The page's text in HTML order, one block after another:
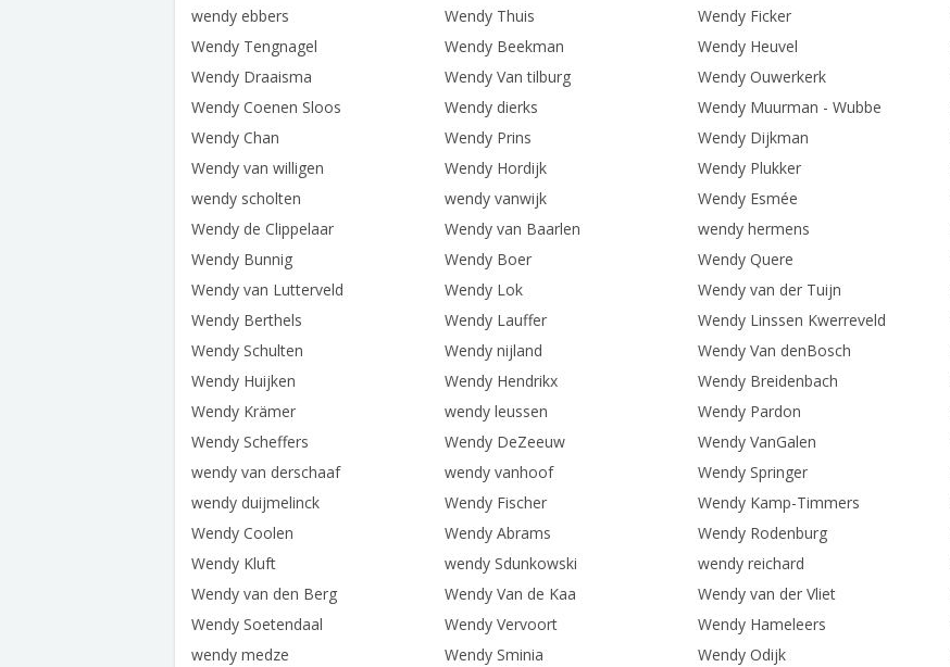
wendy ebbers
Wendy Thuis Wendy Ficker
Wendy Tengnagel
Wendy Beekman Wendy Heuvel
Wendy Draaisma
Wendy Van tilburg Wendy Ouwerkerk
Wendy Coenen Sloos
Wendy dierks Wendy Muurman - Wubbe
Wendy Chan
Wendy Prins Wendy Dijkman
Wendy van willigen
Wendy Hordijk Wendy Plukker
wendy scholten
wendy vanwijk Wendy Esmée
Wendy de Clippelaar
Wendy van Baarlen wendy hermens
Wendy Bunnig
Wendy Boer Wendy Quere
Wendy van Lutterveld
Wendy Lok Wendy van der Tuijn
Wendy Berthels
Wendy Lauffer Wendy Linssen Kwerreveld
Wendy Schulten
Wendy nijland Wendy Van denBosch
Wendy Huijken
Wendy Hendrikx Wendy Breidenbach
Wendy Krämer
wendy leussen Wendy Pardon
Wendy Scheffers
Wendy DeZeeuw Wendy VanGalen
wendy van derschaaf
wendy vanhoof Wendy Springer
wendy duijmelinck
Wendy Fischer Wendy Kamp-Timmers
Wendy Coolen
Wendy Abrams Wendy Rodenburg
Wendy Kluft
wendy Sdunkowski wendy reichard
Wendy van den Berg
Wendy Van de Kaa Wendy van der Vliet
Wendy Soetendaal
Wendy Vervoort Wendy Hameleers
wendy medze
Wendy Sminia Wendy Odijk